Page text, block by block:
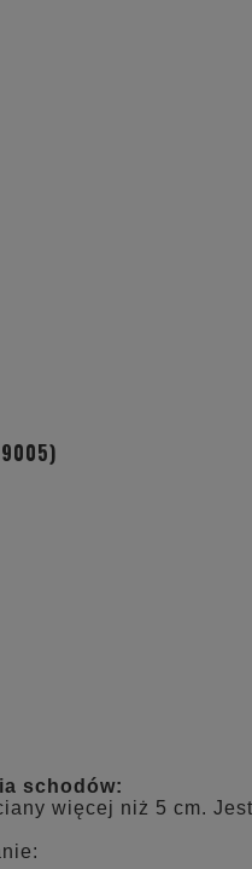
schodów:
więcej niż 5 cm.